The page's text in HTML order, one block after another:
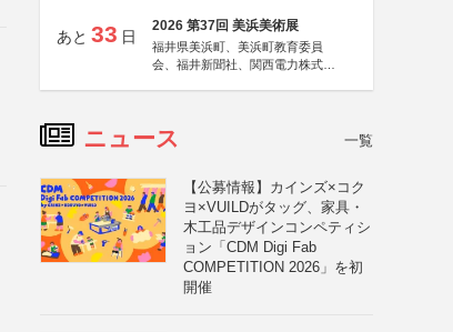
あと 33 日
2026 第37回 美浜美術展
福井県美浜町、美浜町教育委員
会、福井新聞社、関西電力株式会
ニュース 一覧
【公募情報】カインズ×コク
ヨ×VUILDがタッグ、家具・
木工品デザインコンペティシ
ョン「CDM Digi Fab
COMPETITION 2026」を初
開催